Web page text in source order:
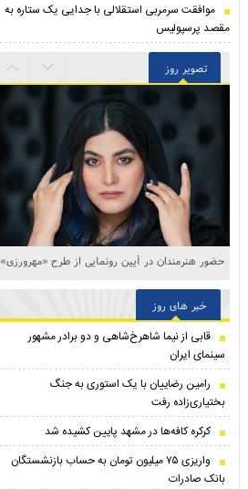
موافقت سرمربی استقلالی با جدایی یک ستاره به
مقصد پرسپولیس
تصویر روز
حاشیه‌های خاکسپاری اکبر عبدی در قطعه هنرمندان
خبر های روز
قابی از نیما شاهرخ‌شاهی و دو برادر مشهور
سینمای ایران
رامین رضاییان با یک استوری به جنگ
بختیاری‌زاده رفت
کرکره کافه‌ها در مشهد پایین کشیده شد
واریزی ۷۵ میلیون تومان به حساب بازنشستگان
بانک صادرات